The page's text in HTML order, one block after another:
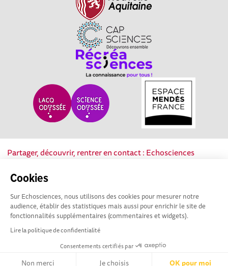
Cookies
Sur Echosciences, nous utilisons des cookies pour mesurer notre
audience, établir des statistiques mais aussi pour enrichir le site de
fonctionnalités supplémentaires (commentaires et widgets).
Lire la politique de confidentialité
Consentements certifiés par
Non merci Je choisis OK pour moi
Partager, découvrir, rentrer en contact : Echosciences
culture scientifique, technique et industrielle de la région.
Mentions légales|Politique de confidentialité|CGU
|Ligne éditoriale